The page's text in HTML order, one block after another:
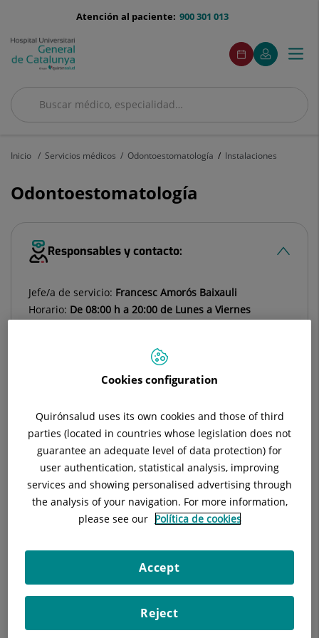
menu-
900 301 013
Atención al paciente:
Buscar
Buscar
menuAcceso
Pedir
cita
Este
enlace
se
en
Mi
Quirónsalud
Este
enlace
se
en
ventana
Menú
Inicio Servicios médicos Odontoestomatología Instalaciones
Odontoestomatología
Responsables y contacto:
Jefe/a de servicio: Francesc Amorós Baixauli
Horario: De 08:00 h a 20:00 de Lunes a Viernes
Equipo Médico Técnicas
El Servicio de Odontoestomatología del Hospital General de
14 gabinetes totalmente equipados para dar atención al
paciente por odontólogos y estomatólogos.
4 gabinetes totalmente equipados para dar atención al
Cookies configuration
Quirónsalud uses its own cookies and those of third
parties (located in countries whose legislation does not
guarantee an adequate level of data protection) for
user authentication, statistical analysis, improving
services and showing personalised advertising through
the analysis of your navigation. For more information,
please see our Política de cookies
Reject
Accept